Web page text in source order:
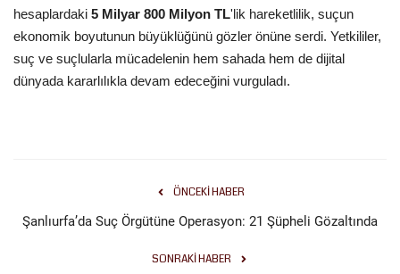
hesaplardaki 5 Milyar 800 Milyon TL'lik hareketlilik, suçun
ekonomik boyutunun büyüklüğünü gözler önüne serdi. Yetkililer,
suç ve suçlularla mücadelenin hem sahada hem de dijital
dünyada kararlılıkla devam edeceğini vurguladı.
ÖNCEKI HABER
Şanlıurfa’da Suç Örgütüne Operasyon: 21 Şüpheli Gözaltında
SONRAKI HABER